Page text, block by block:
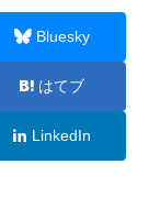
Bluesky
はてブ
LinkedIn